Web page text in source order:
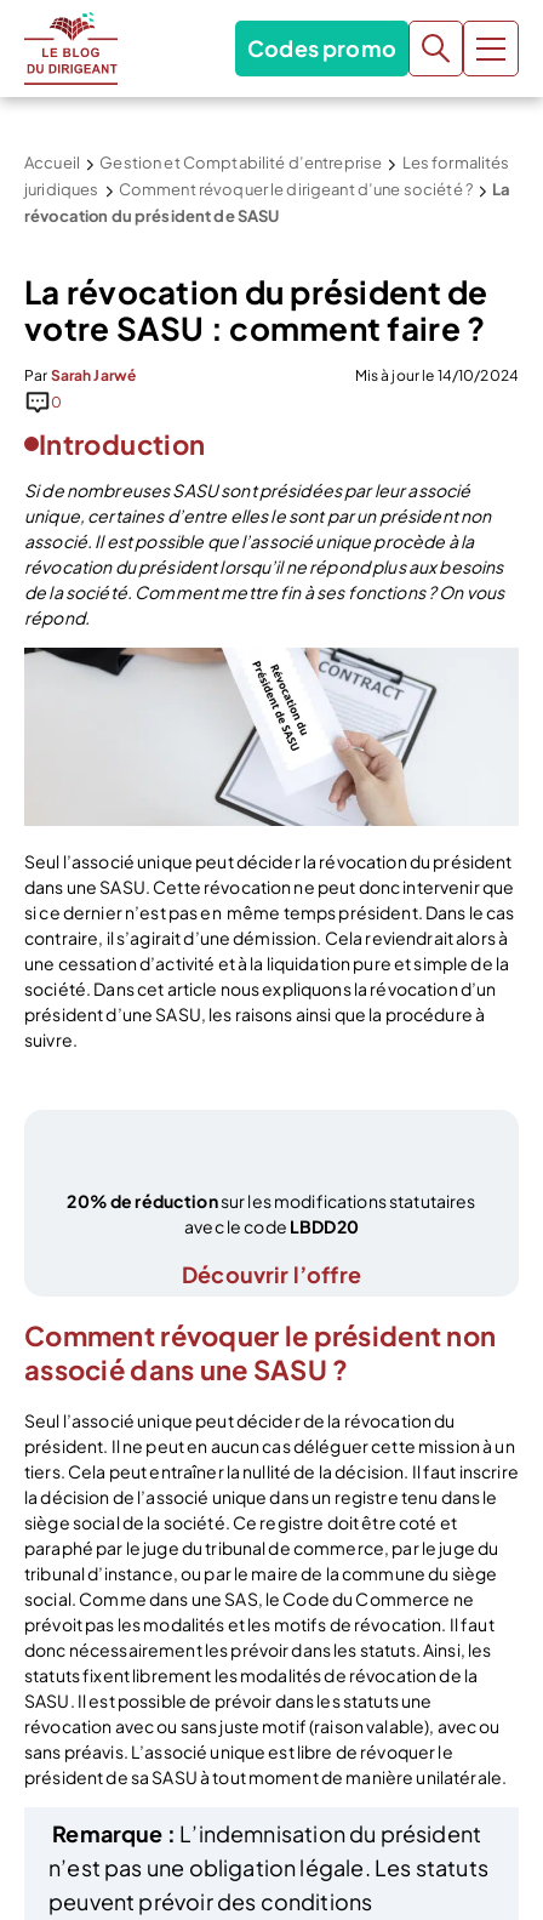
Codes promo
Accueil Gestion et Comptabilité d’entreprise
Les formalités
juridiques
Comment révoquer le dirigeant d’une société ?
La
révocation du président de SASU
La révocation du président de
votre SASU : comment faire ?
Par Sarah Jarwé
Mis à jour le 14/10/2024
0
Introduction
Si de nombreuses SASU sont présidées par leur associé
unique, certaines d’entre elles le sont par un président non
associé. Il est possible quel’associé unique procède à la
révocation du président lorsqu’il ne répond plus aux besoins
de la société. Comment mettre fin à ses fonctions ? On vous
répond.
Seul l’associé unique peut décider la révocation du président
dans une SASU. Cette révocation ne peut donc intervenir que
si ce dernier n’est pas en même temps président. Dans le cas
contraire, il s’agirait d’une démission. Cela reviendrait alors à
une cessation d’activité et à la liquidation pure et simple de la
société. Dans cet article nous expliquons la révocation d’un
président d’une SASU, les raisons ainsi que la procédure à
suivre.
20% de réductionsur les modifications statutaires
avec le code LBDD20
Découvrir l’offre
Comment révoquer le président non
associé dans une SASU ?
Seul l’associé unique peut décider de la révocation du
président. Il ne peut en aucun cas déléguer cette mission à un
tiers. Cela peut entraîner la nullité de la décision. Il faut inscrire
la décision de l’associé unique dans un registre tenu dans le
siège social de la société. Ce registre doit être coté et
paraphé par le juge du tribunal de commerce, par le juge du
tribunal d’instance, ou par le maire de la commune du siège
social. Comme dans une SAS, le Code du Commerce ne
prévoit pas les modalités et les motifs de révocation. Il faut
donc nécessairement les prévoir dans les statuts. Ainsi, les
statuts fixent librement les modalités de révocation de la
SASU. Il est possible de prévoir dans les statuts une
révocation avec ou sans juste motif (raison valable), avec ou
sans préavis. L’associé unique est libre de révoquer le
président de sa SASU à tout moment de manière unilatérale.
Remarque : L’indemnisation du président
n’est pas une obligation légale. Les statuts
peuvent prévoir des conditions